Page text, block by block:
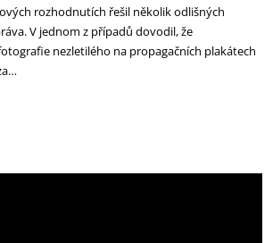
rozhodnutích řešil několik odlišných
V jednom z případů dovodil, že
nezletilého na propagačních plakátech